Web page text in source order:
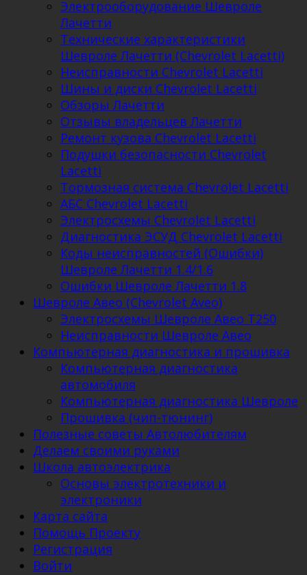
Электрооборудование Шевроле
Лачетти
Технические характеристики
Шевроле Лачетти (Chevrolet Lacetti)
Неисправности Chevrolet Lacetti
Шины и диски Chevrolet Lacetti
Обзоры Лачетти
Отзывы владельцев Лачетти
Ремонт кузова Chevrolet Lacetti
Подушки безопасности Chevrolet
Lacetti
Тормозная система Chevrolet Lacetti
АБС Chevrolet Lacetti
Электросхемы Chevrolet Lacetti
Диагностика ЭСУД Chevrolet Lacetti
Коды неисправностей (Ошибки)
Шевроле Лачетти 1.4/1.6
Ошибки Шевроле Лачетти 1.8
Шевроле Авео (Chevrolet Aveo)
Электросхемы Шевроле Авео Т250
Неисправности Шевроле Авео
Компьютерная диагностика и прошивка
Компьютерная диагностика
автомобиля
Компьютерная диагностика Шевроле
Прошивка (чип-тюнинг)
Полезные советы Автолюбителям
Делаем своими руками
Школа автоэлектрика
Основы электротехники и
электроники
Карта сайта
Помощь Проекту
Регистрация
Войти